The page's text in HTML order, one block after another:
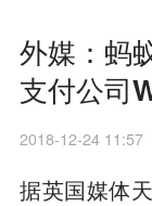
外媒：蚂
支付公司
2018-12-24 11:57
据英国媒体